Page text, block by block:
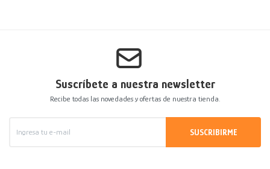
Suscríbete a nuestra newsletter
Recibe todas las novedades y ofertas de nuestra tienda.
SUSCRIBIRME